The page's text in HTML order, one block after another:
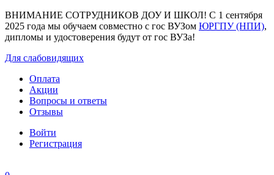
ВНИМАНИЕ СОТРУДНИКОВ ДОУ И ШКОЛ! С 1 сентября
2025 года мы обучаем совместно с гос ВУЗом ЮРГПУ (НПИ),
дипломы и удостоверения будут от гос ВУЗа!
Для слабовидящих
Оплата
Акции
Вопросы и ответы
Отзывы
Войти
Регистрация